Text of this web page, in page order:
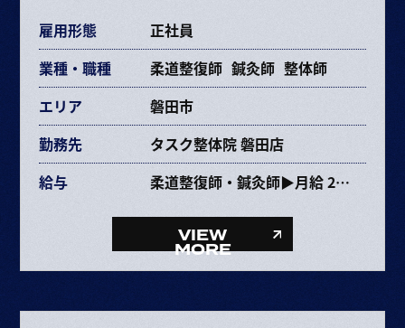
雇用形態
正社員
業種・職種
柔道整復師 鍼灸師 整体師
エリア
磐田市
勤務先
タスク整体院 磐田店
給与
柔道整復師・鍼灸師▶月給 237,353円〜463,670円
・基本給 193,072～385,264円
・固定残業代 34,281円～68,406円（25時間）
・資格手当 10,000円
整体師▶月給 227,353円〜453,670円
VIEW
MORE